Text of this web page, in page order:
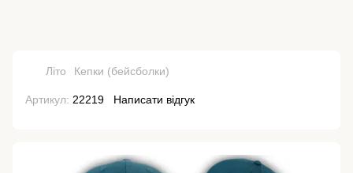
Літо Кепки (бейсболки)
Артикул: 22219 Написати відгук